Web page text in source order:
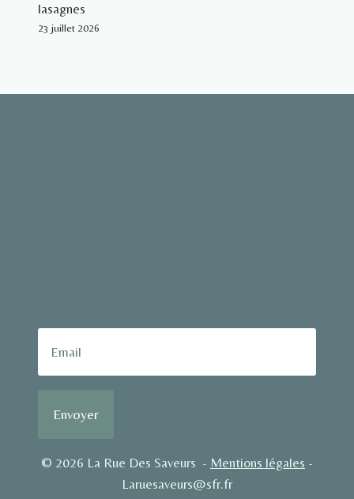
lasagnes
23 juillet 2026
© 2026 La Rue Des Saveurs - Mentions légales -
Laruesaveurs@sfr.fr
Envoyer